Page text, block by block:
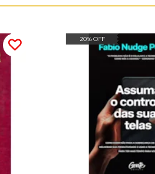
20% OFF